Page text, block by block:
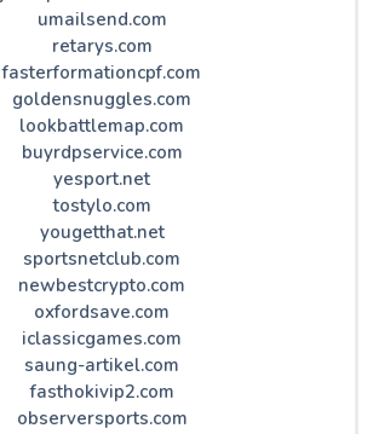
umailsend.com
retarys.com
fasterformationcpf.com
goldensnuggles.com
lookbattlemap.com
buyrdpservice.com
yesport.net
tostylo.com
yougetthat.net
sportsnetclub.com
newbestcrypto.com
oxfordsave.com
iclassicgames.com
saung-artikel.com
fasthokivip2.com
observersports.com